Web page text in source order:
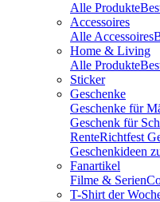
Alle Produkte
Accessoires
Alle Accessoires
Home & Living
Alle Produkte
Sticker
Geschenke
Geschenke für
Geschenk für
RenteRichtfest
Geschenkideen
Fanartikel
Filme & Serien
T-Shirt der